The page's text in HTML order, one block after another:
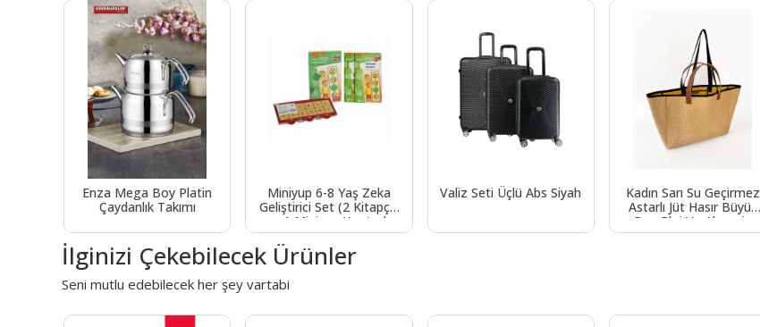
Enza Mega Boy Platin
Çaydanlık Takımı
Miniyup 6-8 Yaş Zeka
Geliştirici Set (2 Kitapçık
+ 1 Miniyup Kontrol
Kutusu)
Valiz Seti Üçlü Abs Siyah
Kadın Sarı Su Geçirmez
Astarlı Jüt Hasır Büyük
Boy Plaj Ve Alışveriş
Shopper Tote Omuz
İlginizi Çekebilecek Ürünler
Seni mutlu edebilecek her şey vartabi